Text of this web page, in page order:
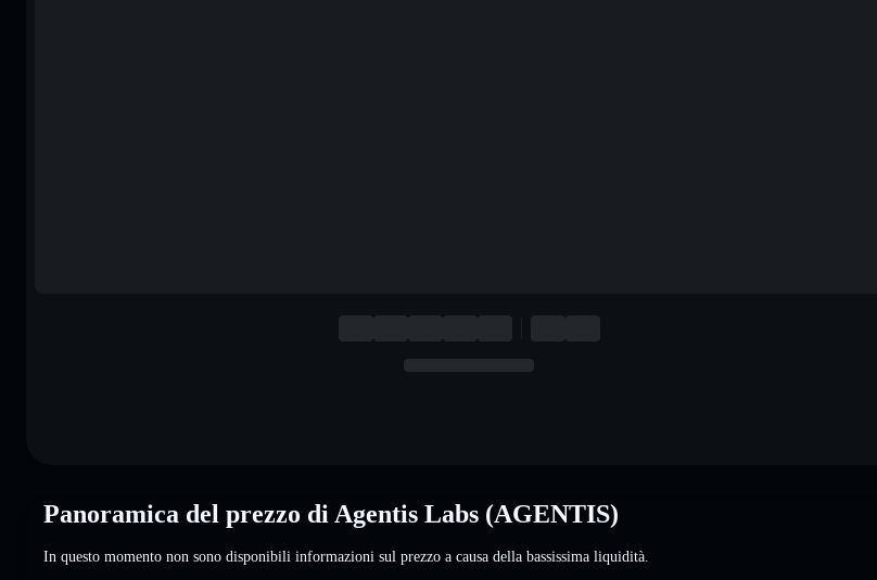
Panoramica del prezzo di Agentis Labs (AGENTIS)
In questo momento non sono disponibili informazioni sul prezzo a causa della bassissima liquidità.